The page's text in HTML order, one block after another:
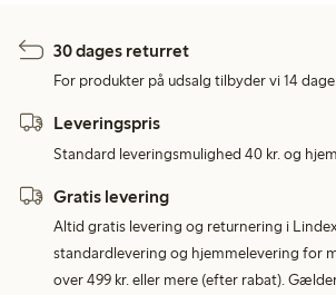
30 dages returret
For produkter på udsalg tilbyder vi 14
Leveringspris
Standard leveringsmulighed 40 kr. og
Gratis levering
Altid gratis levering og returnering i
standardlevering og hjemmelevering for
over 499 kr. eller mere (efter rabat).